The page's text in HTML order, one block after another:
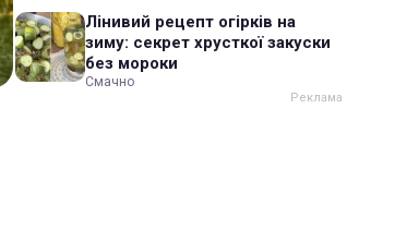
Лінивий рецепт огірків на
зиму: секрет хрусткої закуски
без мороки
Смачно